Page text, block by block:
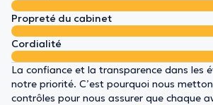
Propreté du cabinet
Cordialité
La confiance et la transparence dans les
notre priorité. C’est pourquoi nous
contrôles pour nous assurer que chaque